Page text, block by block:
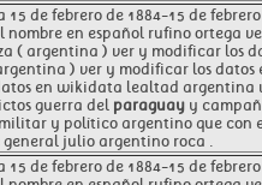
de febrero de 1884-15 de
nombre en español rufino ortega
( argentina ) ver y modificar los
) ver y modificar los
en wikidata lealtad
guerra del paraguay y
y político argentino que
julio argentino roca .
de febrero de 1884-15 de